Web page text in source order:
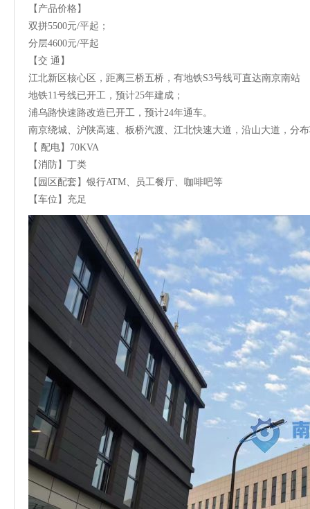
【产品价格】
双拼5500元/平起；
分层4600元/平起
【交 通】
江北新区核心区，距离三桥五桥，有地铁S3号线可直达南京南站
地铁11号线已开工，预计25年建成；
浦乌路快速路改造已开工，预计24年通车。
南京绕城、沪陕高速、板桥汽渡、江北快速大道，沿山大道，分
【 配电】70KVA
【消防】丁类
【园区配套】银行ATM、员工餐厅、咖啡吧等
【车位】充足